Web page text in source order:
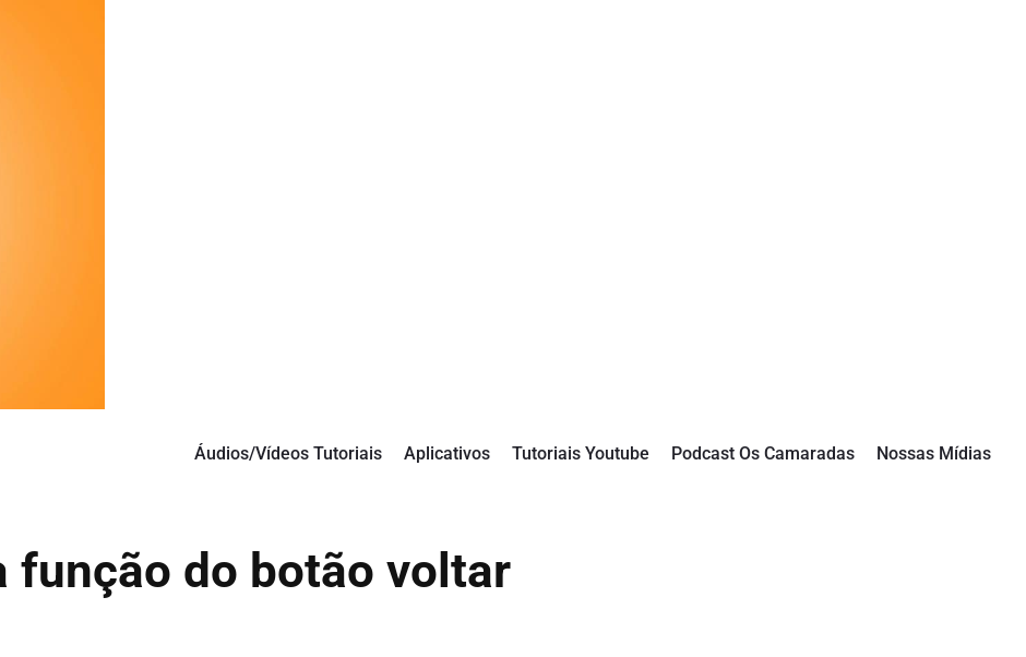
Áudios/Vídeos Tutoriais Aplicativos Tutoriais Youtube Podcast Os Camaradas Nossas Mídias
função do botão voltar